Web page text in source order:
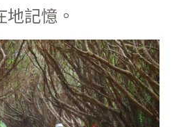
記憶。